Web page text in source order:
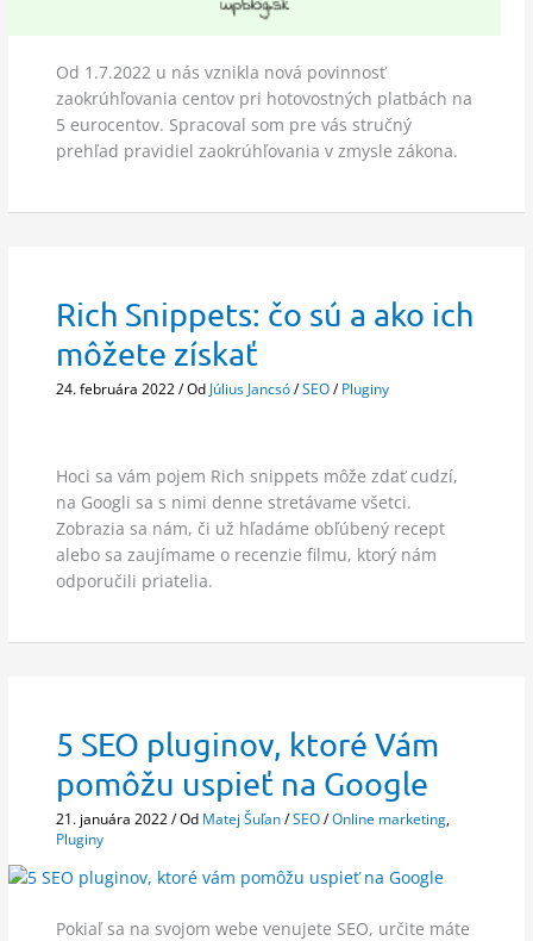
Od 1.7.2022 u nás vznikla nová povinnosť
zaokrúhľovania centov pri hotovostných platbách na
5 eurocentov. Spracoval som pre vás stručný
prehľad pravidiel zaokrúhľovania v zmysle zákona.
Rich Snippets: čo sú a ako ich
môžete získať
24. februára 2022/ Od Július Jancsó/SEO/Pluginy
Hoci sa vám pojem Rich snippets môže zdať cudzí,
na Googli sa s nimi denne stretávame všetci.
Zobrazia sa nám, či už hľadáme obľúbený recept
alebo sa zaujímame o recenzie filmu, ktorý nám
odporučili priatelia.
5 SEO pluginov, ktoré Vám
pomôžu uspieť na Google
21. januára 2022/ Od Matej Šuľan/SEO/Online marketing,
Pluginy
Pokiaľ sa na svojom webe venujete SEO, určite máte